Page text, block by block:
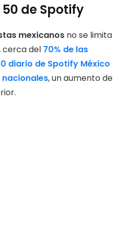
de Spotify
mexicanos no se limita
cerca del 70% de las
diario de Spotify México
, un aumento de